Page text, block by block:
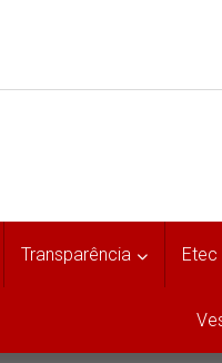
Transparência Etec